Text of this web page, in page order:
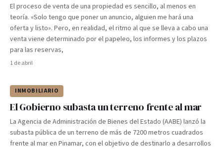
El proceso de venta de una propiedad es sencillo, al menos en
teoría. «Solo tengo que poner un anuncio, alguien me hará una
oferta y listo». Pero, en realidad, el ritmo al que se lleva a cabo una
venta viene determinado por el papeleo, los informes y los plazos
para las reservas,
1 de abril
INMOBILIARIO
El Gobierno subasta un terreno frente al mar
La Agencia de Administración de Bienes del Estado (AABE) lanzó la
subasta pública de un terreno de más de 7200 metros cuadrados
frente al mar en Pinamar, con el objetivo de destinarlo a desarrollos